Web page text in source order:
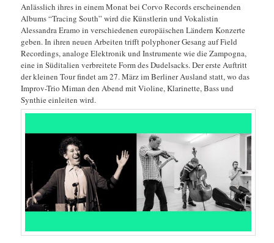
Anlässlich ihres in einem Monat bei Corvo Records erscheinenden
Albums “Tracing South” wird die Künstlerin und Vokalistin
Alessandra Eramo in verschiedenen europäischen Ländern Konzerte
geben. In ihren neuen Arbeiten trifft polyphoner Gesang auf Field
Recordings, analoge Elektronik und Instrumente wie die Zampogna,
eine in Süditalien verbreitete Form des Dudelsacks. Der erste Auftritt
der kleinen Tour findet am 27. März im Berliner Ausland statt, wo das
Improv-Trio Miman den Abend mit Violine, Klarinette, Bass und
Synthie einleiten wird.